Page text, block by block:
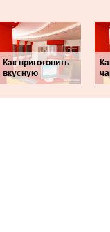
Как приготовить
вкусную